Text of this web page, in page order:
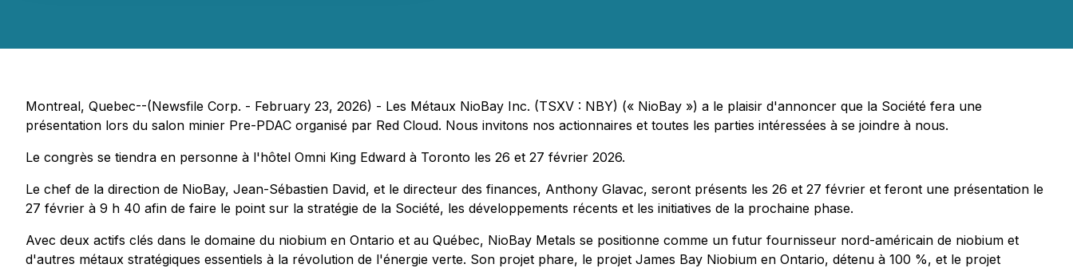
Montreal, Quebec--(Newsfile Corp. - February 23, 2026) - Les Métaux NioBay Inc. (TSXV : NBY) (« NioBay ») a le plaisir d'annoncer que la Société fera une
présentation lors du salon minier Pre-PDAC organisé par Red Cloud. Nous invitons nos actionnaires et toutes les parties intéressées à se joindre à nous.
Le congrès se tiendra en personne à l'hôtel Omni King Edward à Toronto les 26 et 27 février 2026.
Le chef de la direction de NioBay, Jean-Sébastien David, et le directeur des finances, Anthony Glavac, seront présents les 26 et 27 février et feront une présentation le
27 février à 9 h 40 afin de faire le point sur la stratégie de la Société, les développements récents et les initiatives de la prochaine phase.
Avec deux actifs clés dans le domaine du niobium en Ontario et au Québec, NioBay Metals se positionne comme un futur fournisseur nord-américain de niobium et
d'autres métaux stratégiques essentiels à la révolution de l'énergie verte. Son projet phare, le projet James Bay Niobium en Ontario, détenu à 100 %, et le projet